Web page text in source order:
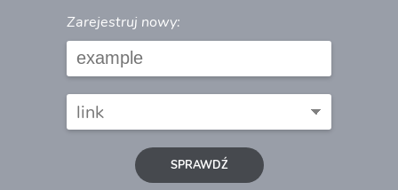
Zarejestruj nowy:
SPRAWDŹ